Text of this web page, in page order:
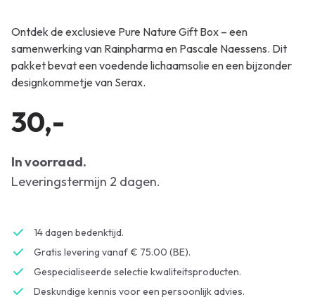
Ontdek de exclusieve Pure Nature Gift Box – een
samenwerking van Rainpharma en Pascale Naessens. Dit
pakket bevat een voedende lichaamsolie en een bijzonder
designkommetje van Serax.
30,-
In voorraad.
Leveringstermijn 2 dagen.
14 dagen bedenktijd.
Gratis levering vanaf € 75.00 (BE).
Gespecialiseerde selectie kwaliteitsproducten.
Deskundige kennis voor een persoonlijk advies.